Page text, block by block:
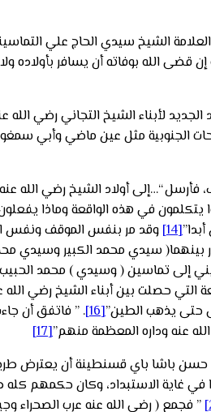
الشيخ سيدي الحاج علي
الله بوفاته أن يسافر بأولاده
لأبناء الشيخ التجاني رضي
الجنوبية مثل عين ماضي وأبي
فأرسل “…إلى أولاد الشيخ رضي الله
في هذه الواقعة وماذا
[14]
وقد مر بنفس الموقف ونفس
بينهما( سيدي محمد الكبير
إلى تماسين ( وسيدي ) محمد
حصلت بين أبناء الشيخ رضي الله
حتى يذهب الطين”[16]
. ” فاتفق أن
عنه وداره المعظمة منهم”[17]
حسن باشا باي قسنطينة أن يعترض
في غاية الاستبداد، وكان حكمهم
” فجمع ( رضي الله عنه عرب